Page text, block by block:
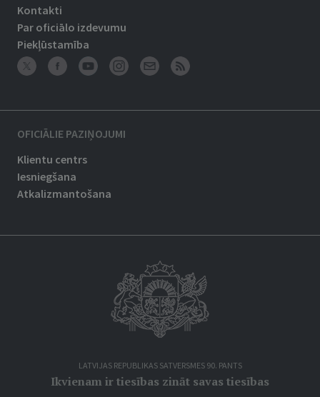
Kontakti
Par oficiālo izdevumu
Piekļūstamība
OFICIĀLIE PAZIŅOJUMI
Klientu centrs
Iesniegšana
Atkalizmantošana
LATVIJAS REPUBLIKAS SATVERSMES 90. PANTS
Ikvienam ir tiesības zināt savas tiesības